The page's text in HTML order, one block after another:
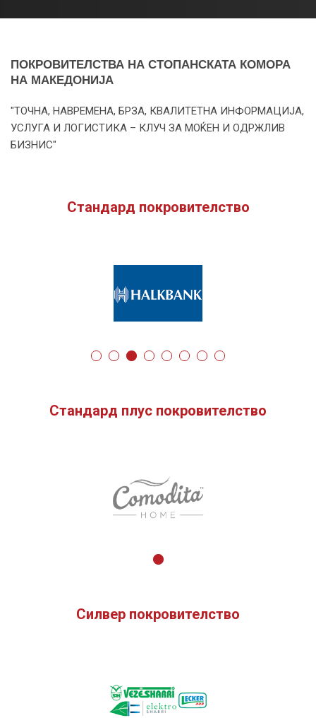
ПОКРОВИТЕЛСТВА НА СТОПАНСКАТА КОМОРА
НА МАКЕДОНИЈА
"ТОЧНА, НАВРЕМЕНА, БРЗА, КВАЛИТЕТНА ИНФОРМАЦИЈА,
УСЛУГА И ЛОГИСТИКА – КЛУЧ ЗА МОЌЕН И ОДРЖЛИВ
БИЗНИС"
Стандард покровителство
Стандард плус покровителство
Силвер покровителство